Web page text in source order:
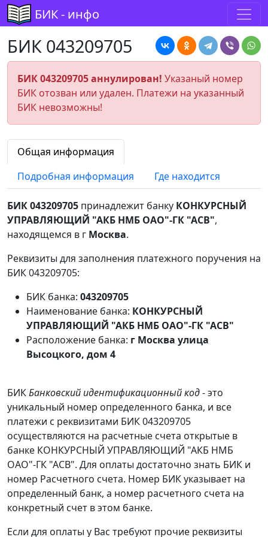
БИК - инфо
БИК 043209705
БИК 043209705 аннулирован! Указаный номер
БИК отозван или удален. Платежи на указанный
БИК невозможны!
Общая информация
Подробная информация
Где находится
БИК 043209705 принадлежит банку КОНКУРСНЫЙ
УПРАВЛЯЮЩИЙ "АКБ НМБ ОАО"-ГК "АСВ",
находящемся в г Москва.
Реквизиты для заполнения платежного поручения на
БИК 043209705:
БИК банка: 043209705
Наименование банка: КОНКУРСНЫЙ
УПРАВЛЯЮЩИЙ "АКБ НМБ ОАО"-ГК "АСВ"
Расположение банка: г Москва улица
Высоцкого, дом 4
БИКБанковский идентификационный код- это
уникальный номер определенного банка, и все
платежи с реквизитами БИК 043209705
осуществляются на расчетные счета открытые в
банке КОНКУРСНЫЙ УПРАВЛЯЮЩИЙ "АКБ НМБ
ОАО"-ГК "АСВ". Для оплаты достаточно знать БИК и
номер Расчетного счета. Номер БИК указывает на
определенный банк, а номер расчетного счета на
конкретный счет в этом банке.
Если для оплаты у Вас требуют прочие реквизиты